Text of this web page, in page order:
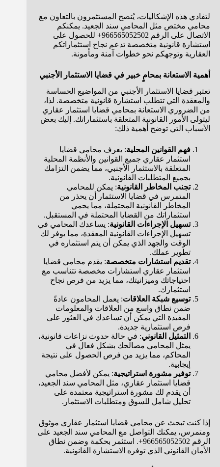
لتفادي هذه الإشكاليات، يُنصح المستثمرون بالتعاون مع
محامي مختص مثل المحامي سند الجعيد. يمكنكم
الاتصال على الرقم 966565052502+ للحصول على
استشارة قانونية متخصصة تدعم نجاح استثماراتكم
العقارية وتوجهكم نحو خطوات آمنة ومأمونة.
أهمية الاستعانة بمحامٍ خبير في قضايا الاستثمار الأجنبي
تعتبر قضايا الاستثمار الأجنبي من المواضيع الحساسة
والمعقدة التي تتطلب استشارة قانونية متخصصة. لذا،
من الضروري الاستعانة بمحامي قضايا استثمار عقاري
ليتولى الأمور القانونية المتعلقة باستثماراتك. إليك بعض
الأسباب التي توضح أهمية ذلك:
فهم القوانين المحلية: يعرف محامي قضايا
استثمار عقاري جميع القوانين والأنظمة المحلية
المتعلقة بالاستثمار الأجنبي، مما يضمن التزامك
بجميع المتطلبات القانونية.
تجنب المخاطر القانونية: يمكن للمحامي
المتمرس في قضايا الاستثمار أن يحذر من
المخاطر القانونية المحتملة، مما يحمي
استثماراتك من القضايا المحتملة في المستقبل.
تسهيل الإجراءات القانونية: يساعدك المحامي في
تسهيل الإجراءات القانونية المعقدة، مما يوفر لك
الوقت والجهد الذي يمكن أن يتم استثماره في
تطوير عملك.
تقديم استشارات متخصصة: يقدم محامي قضايا
استثمار عقاري استشارات مخصصة تتناسب مع
احتياجاتك وميزانيتك، مما يزيد من فرص نجاح
استثمارك.
توسيع شبكة العلاقات: يعمل المحامون عادةً
ضمن نطاق واسع من العلاقات والمعلومات
المفيدة التي يمكن أن تساعدك في العثور على
فرص استثمارية جديدة.
التمثيل القانوني: في حالة حدوث نزاعات قانونية،
يمثل المحامي مصالحك بشكل فعال في
المحاكم، مما يزيد من فرص الحصول على نتيجة
إيجابية.
توفير مشورة استراتيجية: يمكن لأفضل محامي
قضايا استثمار عقاري، مثل المحامي سند الجعيد،
أن يقدم لك مشورة استراتيجية معتمدة على
تحليل شامل للسوق ومتطلبات الاستثمار.
إذا كنت تبحث عن محامي قضايا استثمار عقاري موثوق
ومتمرس، يمكنك التواصل مع المحامي سند الجعيد على
الرقم 966565052502+. استثمر بحكمة وضمن نطاق
الأمان القانوني الذي توفره الاستشارة القانونية.